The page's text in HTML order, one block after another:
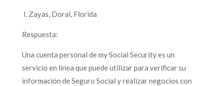
I. Zayas, Doral, Florida
Respuesta:
Una cuenta personal de my Social Security es un
servicio en línea que puede utilizar para verificar su
información de Seguro Social y realizar negocios con